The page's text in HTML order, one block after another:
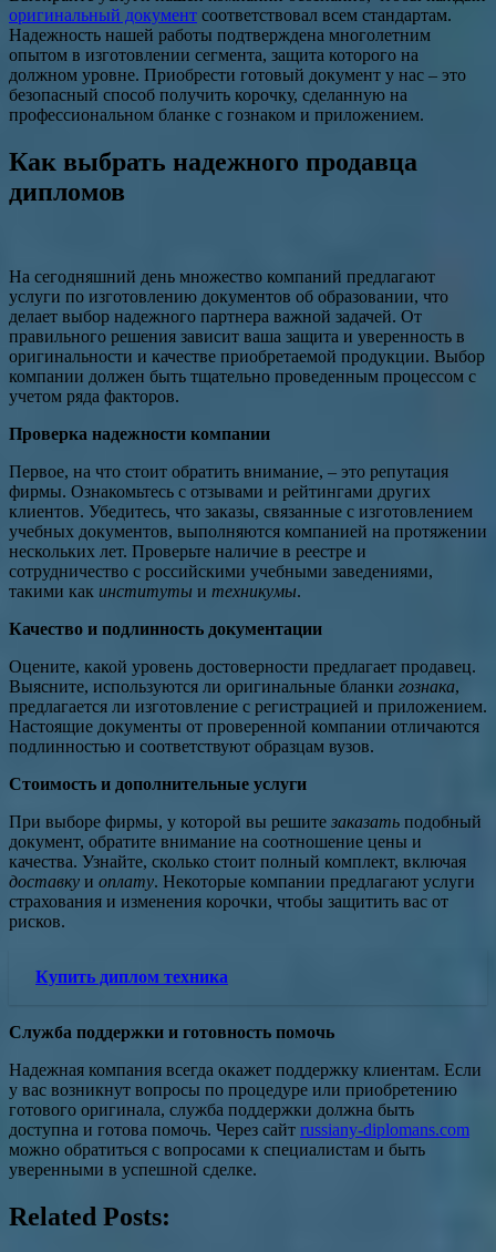
оригинальный документ соответствовал всем стандартам.
Надежность нашей работы подтверждена многолетним
опытом в изготовлении сегмента, защита которого на
должном уровне. Приобрести готовый документ у нас – это
безопасный способ получить корочку, сделанную на
профессиональном бланке с гознаком и приложением.
Как выбрать надежного продавца
дипломов
На сегодняшний день множество компаний предлагают
услуги по изготовлению документов об образовании, что
делает выбор надежного партнера важной задачей. От
правильного решения зависит ваша защита и уверенность в
оригинальности и качестве приобретаемой продукции. Выбор
компании должен быть тщательно проведенным процессом с
учетом ряда факторов.
Проверка надежности компании
Первое, на что стоит обратить внимание, – это репутация
фирмы. Ознакомьтесь с отзывами и рейтингами других
клиентов. Убедитесь, что заказы, связанные с изготовлением
учебных документов, выполняются компанией на протяжении
нескольких лет. Проверьте наличие в реестре и
сотрудничество с российскими учебными заведениями,
такими как институты и техникумы.
Качество и подлинность документации
Оцените, какой уровень достоверности предлагает продавец.
Выясните, используются ли оригинальные бланки гознака,
предлагается ли изготовление с регистрацией и приложением.
Настоящие документы от проверенной компании отличаются
подлинностью и соответствуют образцам вузов.
Стоимость и дополнительные услуги
При выборе фирмы, у которой вы решите заказать подобный
документ, обратите внимание на соотношение цены и
качества. Узнайте, сколько стоит полный комплект, включая
доставку и оплату. Некоторые компании предлагают услуги
страхования и изменения корочки, чтобы защитить вас от
рисков.
Купить диплом техника
Служба поддержки и готовность помочь
Надежная компания всегда окажет поддержку клиентам. Если
у вас возникнут вопросы по процедуре или приобретению
готового оригинала, служба поддержки должна быть
доступна и готова помочь. Через сайт russiany-diplomans.com
можно обратиться с вопросами к специалистам и быть
уверенными в успешной сделке.
Related Posts: